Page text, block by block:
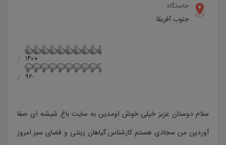
خاستگاه
جنوب آفریقا
+۱۴۰
-۹۲
سلام دوستان عزیز خیلی خوش اومدین به سایت باغ شیشه ای صفا
آوردین من سجادی هستم کارشناس گیاهان زینتی و فضای سبز.امروز